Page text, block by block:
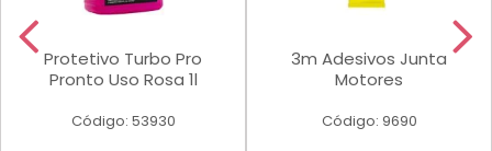
Protetivo Turbo Pro
Pronto Uso Rosa 1l
Código: 53930
3m Adesivos Junta
Motores
Código: 9690